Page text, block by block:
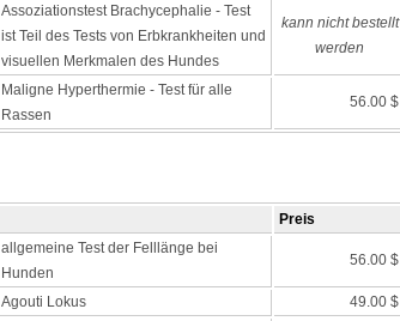
Assoziationstest Brachycephalie - Test
ist Teil des Tests von Erbkrankheiten und
visuellen Merkmalen des Hundes
kann nicht bestellt
werden
Maligne Hyperthermie - Test für alle
Rassen
56.00 $
Preis
allgemeine Test der Felllänge bei
Hunden
56.00 $
Agouti Lokus
49.00 $